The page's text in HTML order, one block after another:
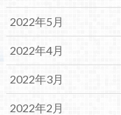
2022年5月
2022年4月
2022年3月
2022年2月